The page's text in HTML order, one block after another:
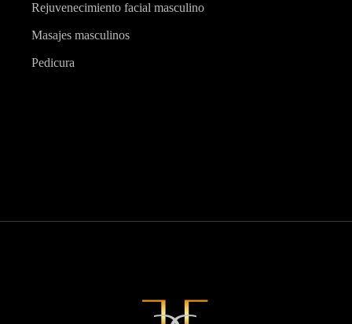
Rejuvenecimiento facial masculino
Masajes masculinos
Pedicura